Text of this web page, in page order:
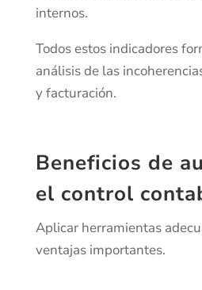
internos.
Todos estos indicadores
análisis de las
y facturación.
Beneficios de
el control
Aplicar herramientas
ventajas importantes.